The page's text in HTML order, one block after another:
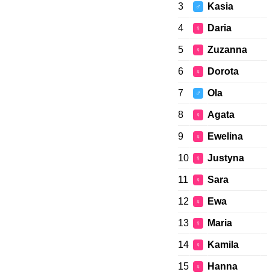
3 ♂ Kasia
4 ♀ Daria
5 ♀ Zuzanna
6 ♀ Dorota
7 ♂ Ola
8 ♀ Agata
9 ♀ Ewelina
10 ♀ Justyna
11 ♀ Sara
12 ♀ Ewa
13 ♀ Maria
14 ♀ Kamila
15 ♀ Hanna